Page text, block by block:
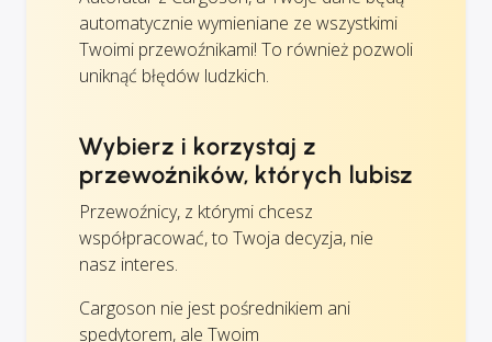
automatycznie wymieniane ze wszystkimi
Twoimi przewoźnikami! To również pozwoli
uniknąć błędów ludzkich.
Wybierz i korzystaj z
przewoźników, których lubisz
Przewoźnicy, z którymi chcesz
współpracować, to Twoja decyzja, nie
nasz interes.
Cargoson nie jest pośrednikiem ani
spedytorem, ale Twoim